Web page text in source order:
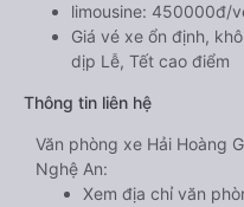
limousine: 450000đ/
Giá vé xe ổn định,
dịp Lễ, Tết cao điểm
Thông tin liên hệ
Văn phòng xe Hải Hoàng
Nghệ An:
Xem địa chỉ văn